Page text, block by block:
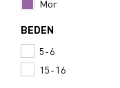
Mor
BEDEN
5-6
15-16